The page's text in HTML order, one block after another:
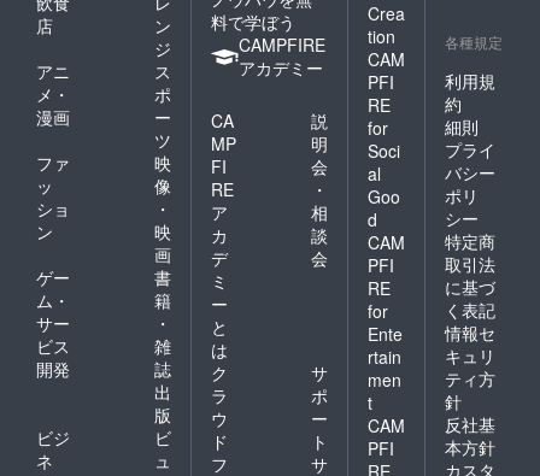
店
ン
ジ
アニ
メ・
漫画
ス
ポ
ー
ツ
ファ
ッ
ショ
ン
映
像
・
映
画
ゲー
ム・
サー
ビス
開発
書
籍
・
雑
誌
出
版
ビジ
ネ
ビ
ュ
料で学ぼう
CAMPFIRE
アカデミー
CA
MP
FI
RE
ア
カ
デ
ミ
ー
と
は
説
明
会
・
相
談
会
ク
ラ
ウ
ド
フ
サ
ポ
ー
ト
サ
Crea
tion
CAM
PFI
RE
for
Soci
al
Goo
d
CAM
PFI
RE
for
Ente
rtain
men
t
CAM
PFI
各種規定
利用規
約
細則
プライ
バシー
ポリ
シー
特定商
取引法
に基づ
く表記
情報セ
キュリ
ティ方
針
反社基
本方針
カスタ